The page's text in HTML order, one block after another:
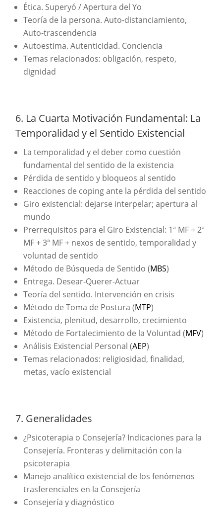
Ética. Superyó / Apertura del Yo
Teoría de la persona. Auto-distanciamiento,
Auto-trascendencia
Autoestima. Autenticidad. Conciencia
Temas relacionados: obligación, respeto,
dignidad
6. La Cuarta Motivación Fundamental: La
Temporalidad y el Sentido Existencial
La temporalidad y el deber como cuestión
fundamental del sentido de la existencia
Pérdida de sentido y bloqueos al sentido
Reacciones de coping ante la pérdida del sentido
Giro existencial: dejarse interpelar; apertura al
mundo
Prerrequisitos para el Giro Existencial: 1ª MF + 2ª
MF + 3ª MF + nexos de sentido, temporalidad y
voluntad de sentido
Método de Búsqueda de Sentido (MBS)
Entrega. Desear-Querer-Actuar
Teoría del sentido. Intervención en crisis
Método de Toma de Postura (MTP)
Existencia, plenitud, desarrollo, crecimiento
Método de Fortalecimiento de la Voluntad (MFV)
Análisis Existencial Personal (AEP)
Temas relacionados: religiosidad, finalidad,
metas, vacío existencial
7. Generalidades
¿Psicoterapia o Consejería? Indicaciones para la
Consejería. Fronteras y delimitación con la
psicoterapia
Manejo analítico existencial de los fenómenos
trasferenciales en la Consejería
Consejería y diagnóstico